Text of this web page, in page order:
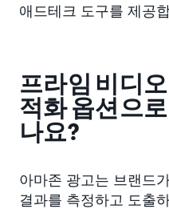
애드테크 도구를 제공
프라임 비디
적화 옵션으
나요?
아마존 광고는 브랜드
결과를 측정하고 도출